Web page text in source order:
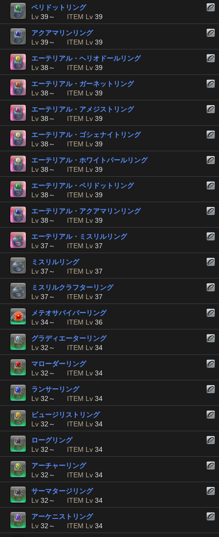
ペリドットリング
Lv 39～ ITEM Lv 39
アクアマリンリング
Lv 39～ ITEM Lv 39
エーテリアル・ヘリオドールリング
Lv 38～ ITEM Lv 39
エーテリアル・ガーネットリング
Lv 38～ ITEM Lv 39
エーテリアル・アメジストリング
Lv 38～ ITEM Lv 39
エーテリアル・ゴシェナイトリング
Lv 38～ ITEM Lv 39
エーテリアル・ホワイトパールリング
Lv 38～ ITEM Lv 39
エーテリアル・ペリドットリング
Lv 38～ ITEM Lv 39
エーテリアル・アクアマリンリング
Lv 38～ ITEM Lv 39
エーテリアル・ミスリルリング
Lv 37～ ITEM Lv 37
ミスリルリング
Lv 37～ ITEM Lv 37
ミスリルクラフターリング
Lv 37～ ITEM Lv 37
メテオサバイバーリング
Lv 34～ ITEM Lv 36
グラディエーターリング
Lv 32～ ITEM Lv 34
マローダーリング
Lv 32～ ITEM Lv 34
ランサーリング
Lv 32～ ITEM Lv 34
ピュージリストリング
Lv 32～ ITEM Lv 34
ローグリング
Lv 32～ ITEM Lv 34
アーチャーリング
Lv 32～ ITEM Lv 34
サーマタージリング
Lv 32～ ITEM Lv 34
アーケニストリング
Lv 32～ ITEM Lv 34